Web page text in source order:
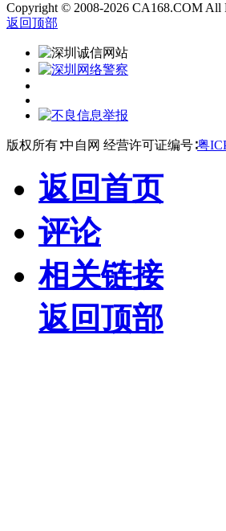
Copyright © 2008-2026 CA168.COM All
返回顶部
版权所有∶中自网 经营许可证编号∶粤
返回首页
评论
相关链接
返回顶部